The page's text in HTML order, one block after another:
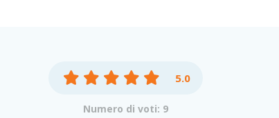
5.0
Numero di voti: 9